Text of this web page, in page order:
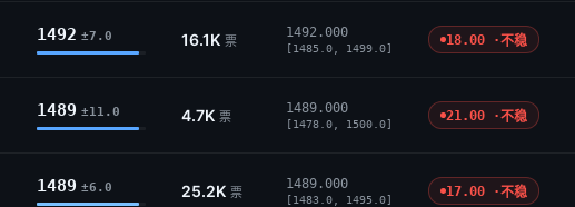
1492 ±7.0 16.1K 票
1492.000
[1485.0, 1499.0]
18.00 ·不稳
1489 ±11.0 4.7K 票
1489.000
[1478.0, 1500.0]
21.00 ·不稳
1489 ±6.0 25.2K 票
1489.000
[1483.0, 1495.0]
17.00 ·不稳